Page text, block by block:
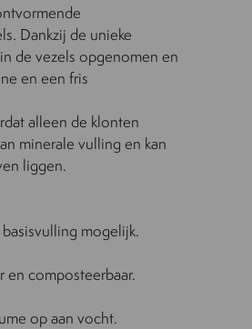
Dankzij de unieke
de vezels opgenomen en
en een fris
alleen de klonten
minerale vulling en kan
liggen.
mogelijk.
en composteerbaar.
op aan vocht.